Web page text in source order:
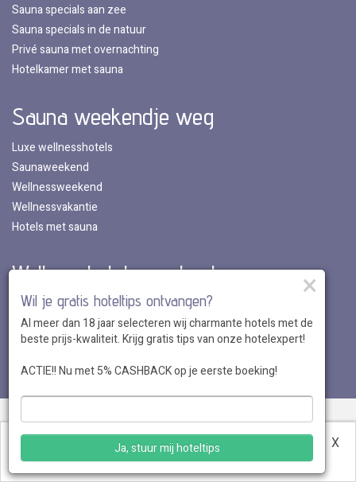
Sauna specials aan zee
Sauna specials in de natuur
Privé sauna met overnachting
Hotelkamer met sauna
Sauna weekendje weg
Luxe wellnesshotels
Saunaweekend
Wellnessweekend
Wellnessvakantie
Hotels met sauna
Wellnesshotels per land
Wellnesshotels in Nederland
Wellnesshotels in Belgie
Wellnesshotels in Luxemburg
Wellnesshotels in Duitsland
Over ons•Sitemap•Disclaimer•Voordelen•Privacy
•Voorwaarden•Veelgestelde vragen•Klantenservice•Hotel
aanmelden
×
Wil je gratis hoteltips ontvangen?
Al meer dan 18 jaar selecteren wij charmante hotels met de
beste prijs-kwaliteit. Krijg gratis tips van onze hotelexpert!
ACTIE!! Nu met 5% CASHBACK op je eerste boeking!
Ja, stuur mij hoteltips X
Deze website maakt gebruik van cookies.
informatie.